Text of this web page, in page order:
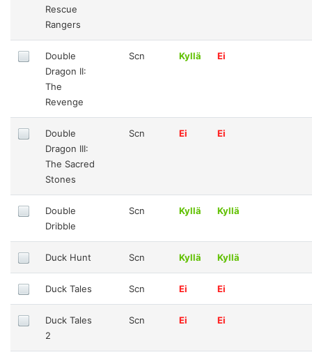
Rescue
Rangers
Double
Dragon II:
The
Revenge
Scn Kyllä Ei
Double
Dragon III:
The Sacred
Stones
Scn Ei Ei
Double
Dribble
Scn Kyllä Kyllä
Duck Hunt Scn Kyllä Kyllä
Duck Tales Scn Ei Ei
Duck Tales
2
Scn Ei Ei